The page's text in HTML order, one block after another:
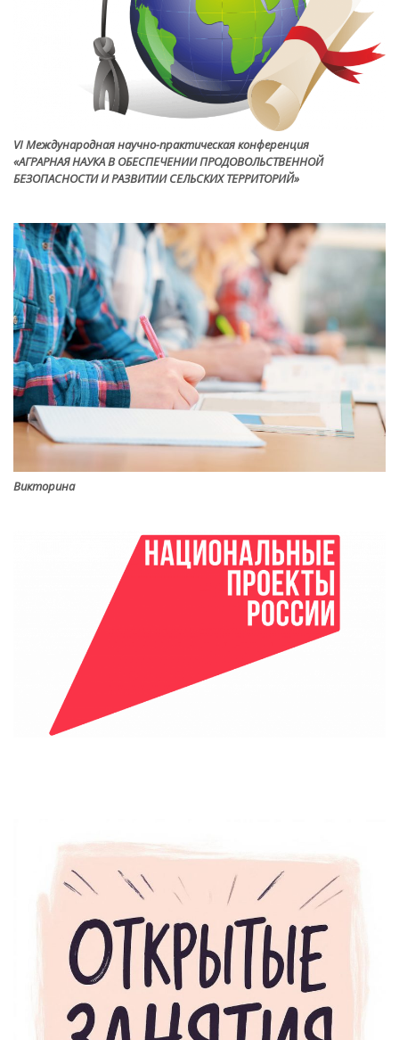
VI Международная научно-практическая конференция
«АГРАРНАЯ НАУКА В ОБЕСПЕЧЕНИИ ПРОДОВОЛЬСТВЕННОЙ
БЕЗОПАСНОСТИ И РАЗВИТИИ СЕЛЬСКИХ ТЕРРИТОРИЙ»
Викторина